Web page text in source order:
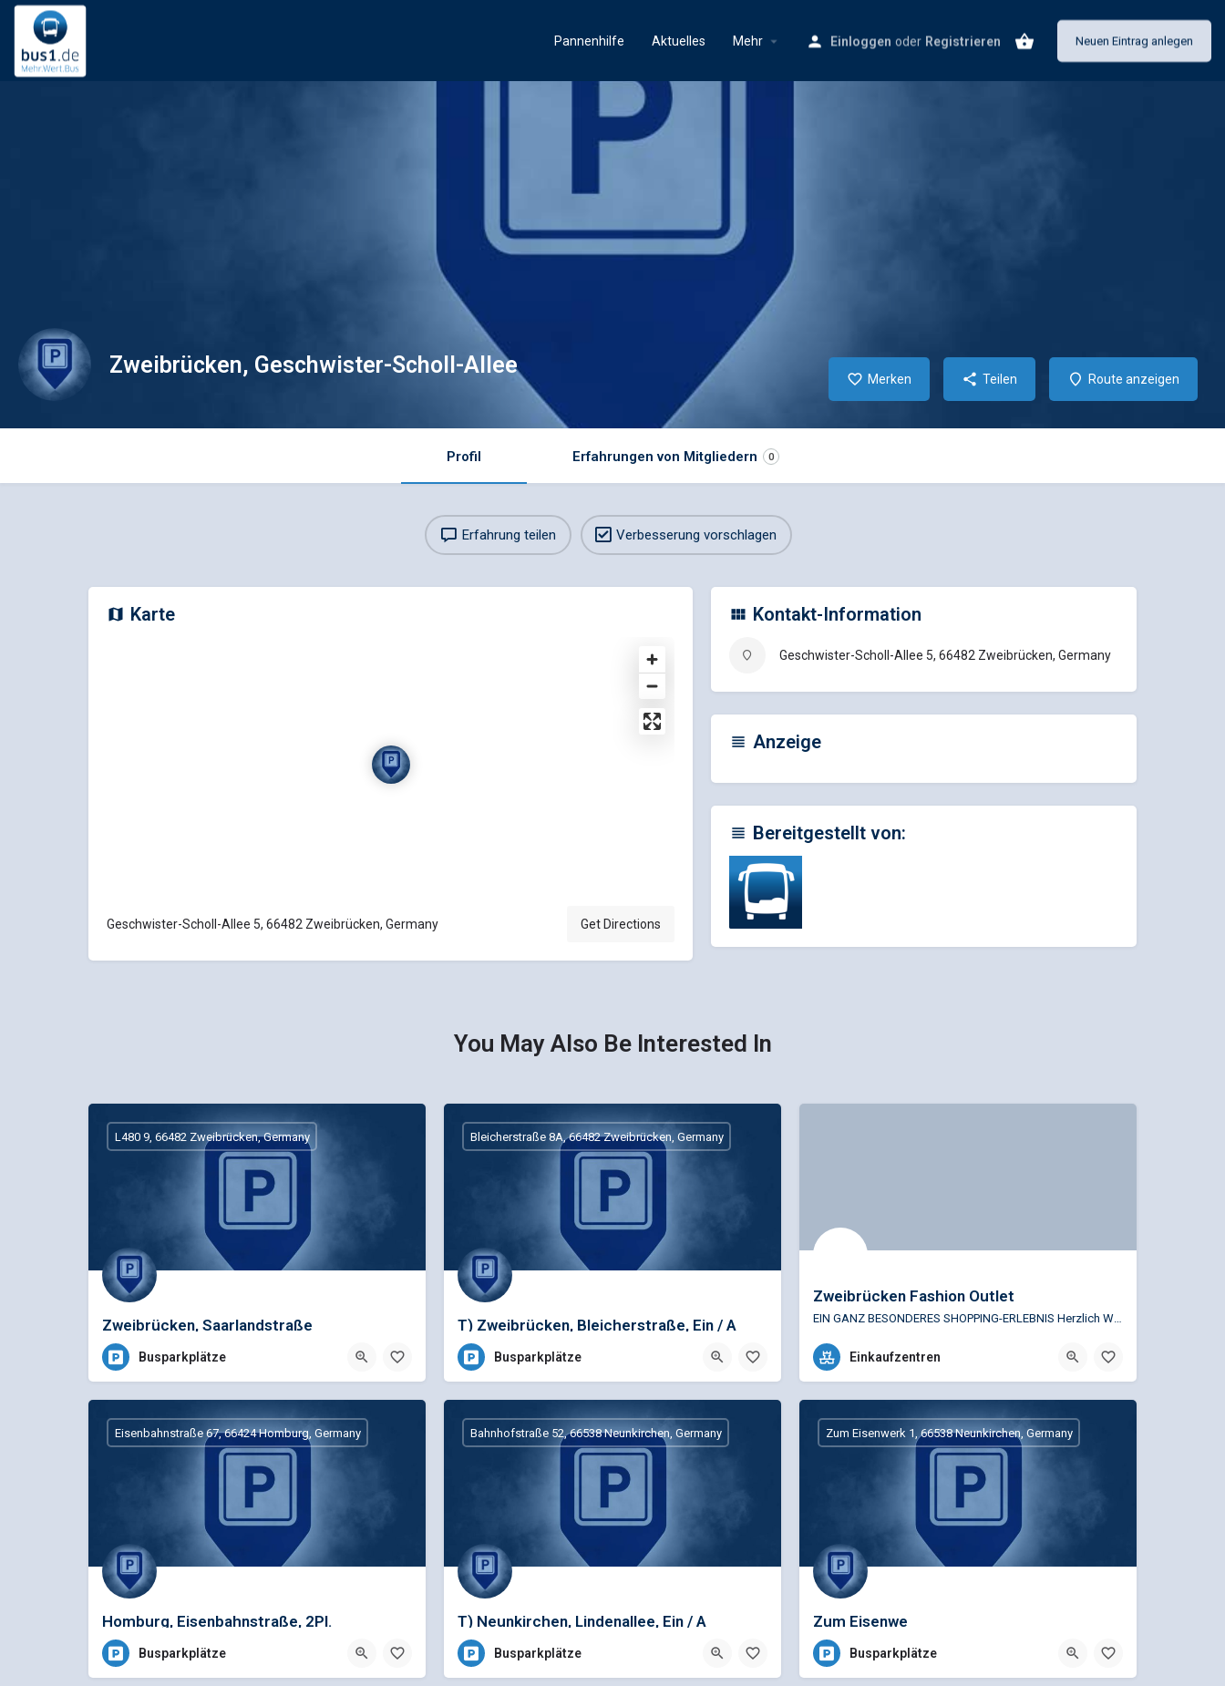
Pannenhilfe Aktuelles Mehr Einloggen oder Registrieren Neuen Eintrag anlegen
Zweibrücken, Geschwister-Scholl-Allee
Merken Teilen Route anzeigen
Profil Erfahrungen von Mitgliedern 0
Erfahrung teilen Verbesserung vorschlagen
Karte
Geschwister-Scholl-Allee 5, 66482 Zweibrücken, Germany Get Directions
Kontakt-Information
Geschwister-Scholl-Allee 5, 66482 Zweibrücken, Germany
Anzeige
Bereitgestellt von:
You May Also Be Interested In
Zweibrücken, Saarlandstraße
L480 9, 66482 Zweibrücken, Germany
Busparkplätze
T) Zweibrücken, Bleicherstraße, Ein / A
Bleicherstraße 8A, 66482 Zweibrücken, Germany
Busparkplätze
Zweibrücken Fashion Outlet
EIN GANZ BESONDERES SHOPPING-ERLEBNIS Herzlich Willkommen im Zweibrücken Fashion Outlet! Bieten Sie Ihren…
+49 (0)6332 993910
Londoner Bogen 10-90, 66482 Zweibrücken, Deutschland
Einkaufzentren
Homburg, Eisenbahnstraße, 2Pl.
Eisenbahnstraße 67, 66424 Homburg, Germany
Busparkplätze
T) Neunkirchen, Lindenallee, Ein / A
Bahnhofstraße 52, 66538 Neunkirchen, Germany
Busparkplätze
Zum Eisenwe
Zum Eisenwerk 1, 66538 Neunkirchen, Germany
Busparkplätze